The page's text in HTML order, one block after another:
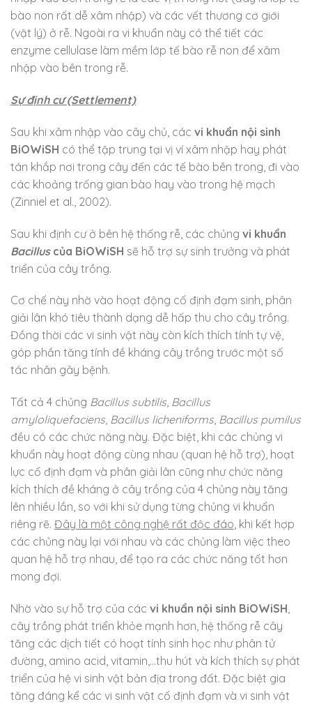
bào non rất dễ xâm nhập) và các vết thương cơ giới
(vật lý) ở rễ. Ngoài ra vi khuẩn này có thể tiết các
enzyme cellulase làm mềm lớp tế bào rễ non để xâm
nhập vào bên trong rễ.
Sự định cư (Settlement)
Sau khi xâm nhập vào cây chủ, các vi khuẩn nội sinh
BiOWiSH có thể tập trung tại vị ví xâm nhập hay phát
tán khắp nơi trong cây đến các tế bào bên trong, đi vào
các khoảng trống gian bào hay vào trong hệ mạch
(Zinniel et al., 2002).
Sau khi định cư ở bên hệ thống rễ, các chủng vi khuẩn
Bacilluscủa BiOWiSH sẽ hỗ trợ sự sinh trưởng và phát
triển của cây trồng.
Cơ chế này nhờ vào hoạt động cố định đạm sinh, phân
giải lân khó tiêu thành dạng dễ hấp thu cho cây trồng.
Đồng thời các vi sinh vật này còn kích thích tính tự vệ,
góp phần tăng tính đề kháng cây trồng trước một số
tác nhân gây bệnh.
Tất cả 4 chủng Bacillus subtilis, Bacillus
amyloliquefaciens, Bacillus licheniforms, Bacillus pumilus
đều có các chức năng này. Đặc biệt, khi các chủng vi
khuẩn này hoạt động cùng nhau (quan hệ hỗ trợ), hoạt
lực cố định đạm và phân giải lân cũng như chức năng
kích thích đề kháng ở cây trồng của 4 chủng này tăng
lên nhiều lần, so với khi sử dụng từng chủng vi khuẩn
riêng rẽ. Đây là một công nghệ rất độc đáo, khi kết hợp
các chủng này lại với nhau và các chủng làm việc theo
quan hệ hỗ trợ nhau, để tạo ra các chức năng tốt hơn
mong đợi.
Nhờ vào sự hỗ trợ của các vi khuẩn nội sinh BiOWiSH,
cây trồng phát triển khỏe mạnh hơn, hệ thống rễ cây
tăng các dịch tiết có hoạt tính sinh học như phân tử
đường, amino acid, vitamin,…thu hút và kích thích sự phát
triển của hệ vi sinh vật bản địa trong đất. Đặc biệt gia
tăng đáng kể các vi sinh vật cố định đạm và vi sinh vật